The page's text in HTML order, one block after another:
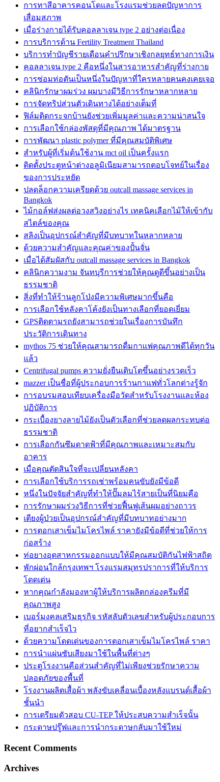
การทาสีอาคารคอนโดและโรงแรมช่วยลดปัญหาการ
เสื่อมสภาพ
เมื่อร่างกายได้รับคอลลาเจน type 2 อย่างต่อเนื่อง
การบริการด้าน Fertility Treatment Thailand
บริการทำบัญชีรายเดือนคำปรึกษาเชิงกลยุทธ์ทางการเงิน
คอลลาเจน type 2 คือหนึ่งในสารอาหารสำคัญที่ร่างกาย
การซ่อมท่อตันเป็นหนึ่งในปัญหาที่ใครหลายคนคงเคยเจอ
คลินิกรักษาผมร่วง ผมบางมีวิธีการรักษาหลากหลาย
การจัดทริปส่วนตัวเดินทางได้อย่างเต็มที่
ฟิล์มติดกระจกบ้านยังช่วยเพิ่มมูลค่าและความน่าสนใจ
การเลือกใช้กล่องพัสดุที่มีคุณภาพ ได้มาตรฐาน
การพัฒนา plastic polymer ที่มีคุณสมบัติพิเศษ
สำหรับผู้ที่เริ่มต้นใช้งาน mct oil เป็นครั้งแรก
ติดตั้งประตูหน้าต่างอลูมิเนียมสามารถตอบโจทย์ในเรื่อง
ของการประหยัด
ปลดล็อกความเครียดด้วย outcall massage services in
Bangkok
ไม้กอล์ฟส่งผลต่อวงสวิงอย่างไร เทคนิคเลือกไม้ให้เข้ากับ
สไตล์ของคุณ
สลิงเป็นอุปกรณ์สำคัญที่มีบทบาทในหลากหลาย
ด้วยความสำคัญและคุณค่าของปั้นจั่น
เมื่อได้สัมผัสกับ outcall massage services in Bangkok
คลินิกความงาม จันทบุรีการช่วยให้คุณดูดีขึ้นอย่างเป็น
ธรรมชาติ
สิ่งที่ทำให้ร้านลูกโป่งมีความพิเศษมากขึ้นคือ
การเลือกใช้หลังคาโค้งยังเป็นทางเลือกที่ยอดเยี่ยม
GPSติดตามรถยังสามารถช่วยในเรื่องการบันทึก
ประวัติการเดินทาง
mythos 75 ช่วยให้คุณสามารถดื่มกาแฟคุณภาพดีได้ทุกวัน
แล้ว
Centrifugal pumps ความยั่งยืนเติบโตขึ้นอย่างรวดเร็ว
mazzer เป็นชื่อที่ผู้ประกอบการร้านกาแฟทั่วโลกต่างรู้จัก
การอบรมสอบเทียบเครื่องมือวัดสำหรับโรงงานและห้อง
ปฏิบัติการ
กระเบื้องยางลายไม้ยังเป็นตัวเลือกที่ช่วยลดผลกระทบต่อ
ธรรมชาติ
การเลือกกันซึมดาดฟ้าที่มีคุณภาพและเหมาะสมกับ
อาคาร
เมื่อคุณตัดสินใจที่จะเปลี่ยนหลังคา
การเลือกใช้บริการรถเช่าพร้อมคนขับยังมีข้อดี
หนึ่งในปัจจัยสำคัญที่ทำให้ปั๊มลมไร้สายเป็นที่นิยมคือ
การรักษาผมร่วงวิธีการที่ช่วยฟื้นฟูเส้นผมอย่างถาวร
เตียงผู้ป่วยเป็นอุปกรณ์สำคัญที่มีบทบาทอย่างมาก
การตอกเสาเข็มไมโครไพล์ ราคายังมีข้อดีที่ช่วยให้การ
ก่อสร้าง
ท่อยางอุตสาหกรรมออกแบบให้มีคุณสมบัติกันไฟฟ้าสถิต
พักผ่อนใกล้กรุงเทพฯ โรงแรมสมุทรปราการที่ให้บริการ
โดดเด่น
หากคุณกำลังมองหาผู้ให้บริการผลิตกล่องครีมที่มี
คุณภาพสูง
เบอร์มงคลเสริมธุรกิจ รหัสลับตัวเลขสำหรับผู้ประกอบการ
ที่อยากสำเร็จไว
ด้วยความโดดเด่นของการตอกเสาเข็มไมโครไพล์ ราคา
การนำแผ่นซับเสียงมาใช้ในพื้นที่ต่างๆ
ประตูโรงงานคือส่วนสำคัญที่ไม่เพียงช่วยรักษาความ
ปลอดภัยของพื้นที่
โรงงานผลิตเสื้อผ้า พลังขับเคลื่อนเบื้องหลังแบรนด์เสื้อผ้า
ชั้นนำ
การเตรียมตัวสอบ CU-TEP ให้ประสบความสำเร็จนั้น
กระดาษปรู๊ฟและการนำกระดาษกลับมาใช้ใหม่
Recent Comments
Archives